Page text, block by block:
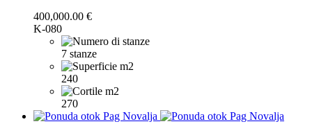
400,000.00 €
K-080
7 stanze
240
270